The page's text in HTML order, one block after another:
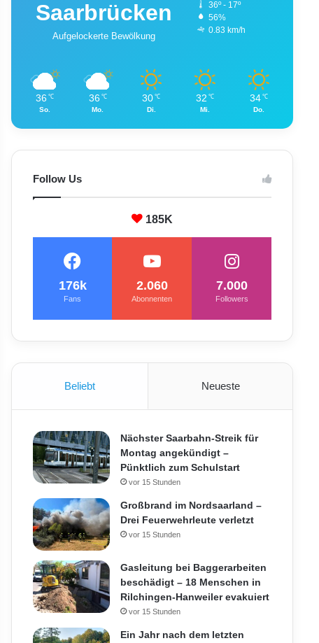
Saarbrücken
Aufgelockerte Bewölkung
36º - 17º
56%
0.83 km/h
36 ℃
So.
36 ℃
Mo.
30 ℃
Di.
32 ℃
Mi.
34 ℃
Do.
Follow Us
185K
176k
Fans
2.060
Abonnenten
7.000
Followers
Beliebt Neueste
Nächster Saarbahn-Streik für
Montag angekündigt –
Pünktlich zum Schulstart
vor 15 Stunden
Großbrand im Nordsaarland –
Drei Feuerwehrleute verletzt
vor 15 Stunden
Gasleitung bei Baggerarbeiten
beschädigt – 18 Menschen in
Rilchingen-Hanweiler evakuiert
vor 15 Stunden
Ein Jahr nach dem letzten